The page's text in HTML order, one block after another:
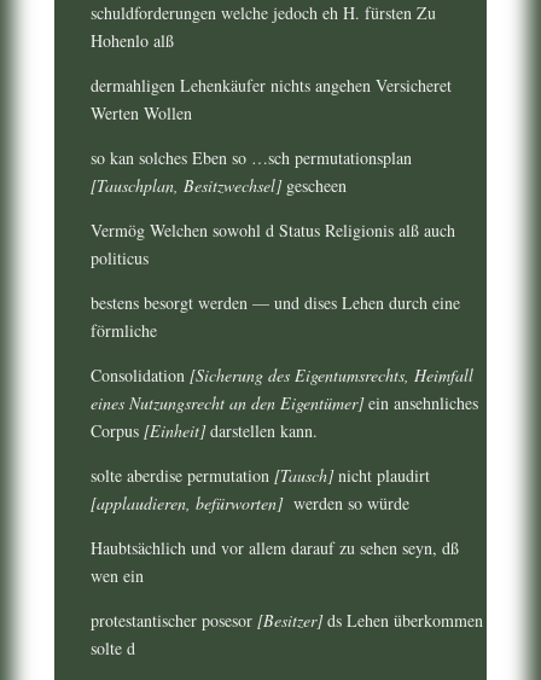
schuldforderungen welche jedoch eh H. fürsten Zu
Hohenlo alß
dermahligen Lehenkäufer nichts angehen Versicheret
Werten Wollen
so kan solches Eben so …sch permutationsplan
[Tauschplan, Besitzwechsel]gescheen
Vermög Welchen sowohl d Status Religionis alß auch
politicus
bestens besorgt werden — und dises Lehen durch eine
förmliche
Consolidation[Sicherung des Eigentumsrechts, Heimfall
eines Nutzungsrecht an den Eigentümer]ein ansehnliches
Corpus [Einheit]darstellen kann.
solte aberdise permutation [Tausch]nicht plaudirt
[applaudieren, befürworten]werden so würde
Haubtsächlich und vor allem darauf zu sehen seyn, dß
wen ein
protestantischer posesor [Besitzer]ds Lehen überkommen
solte d